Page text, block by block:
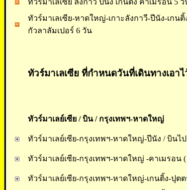
ทัวร์มาเลเซีย ลังกาวี ปีนัง เกนติ้ง คาเมร่อน 5 วั
ทัวร์มาเลเซีย-หาดใหญ่-เกาะลังกาวี-ปีนัง-เกน
กัวลาลัมเปอร์ 6 วัน
ทัวร์มาเลเซีย ที่กำหนดวันที่เดินทางเอาไ
ทัวร์มาเลย์เซีย / บิน / กรุงเทพฯ-หาดใหญ่
ทัวร์มาเลย์เซีย-กรุงเทพฯ-หาดใหญ่-ปีนัง / บินไ
ทัวร์มาเลย์เซีย-กรุงเทพฯ-หาดใหญ่ -คาเมรอน
ทัวร์มาเลย์เซีย-กรุงเทพฯ-หาดใหญ่-เกนติ้ง-ปุต